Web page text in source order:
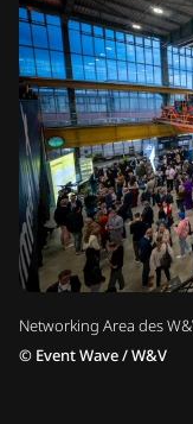
Networking Area des
© Event Wave / W&V